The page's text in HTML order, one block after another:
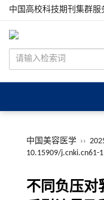
中国高校科技期刊集群服
中国美容医学 ››
10.15909/j.cnki.cn61-
不同负压对